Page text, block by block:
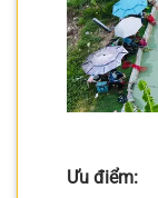
Ưu điểm: